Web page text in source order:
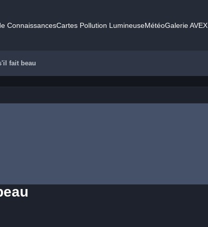
ConnaissancesCartes Pollution LumineuseMétéoGalerie AVEX
fait beau